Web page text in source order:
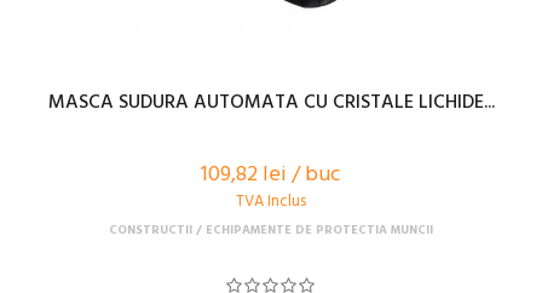
MASCA SUDURA AUTOMATA CU CRISTALE LICHIDE...
109,82 lei / buc
TVA Inclus
CONSTRUCTII ECHIPAMENTE DE PROTECTIA MUNCII